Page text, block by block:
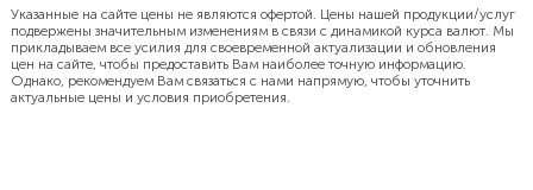
Указанные на сайте цены не являются офертой. Цены нашей продукции/услуг
подвержены значительным изменениям в связи с динамикой курса валют. Мы
прикладываем все усилия для своевременной актуализации и обновления
цен на сайте, чтобы предоставить Вам наиболее точную информацию.
Однако, рекомендуем Вам связаться с нами напрямую, чтобы уточнить
актуальные цены и условия приобретения.